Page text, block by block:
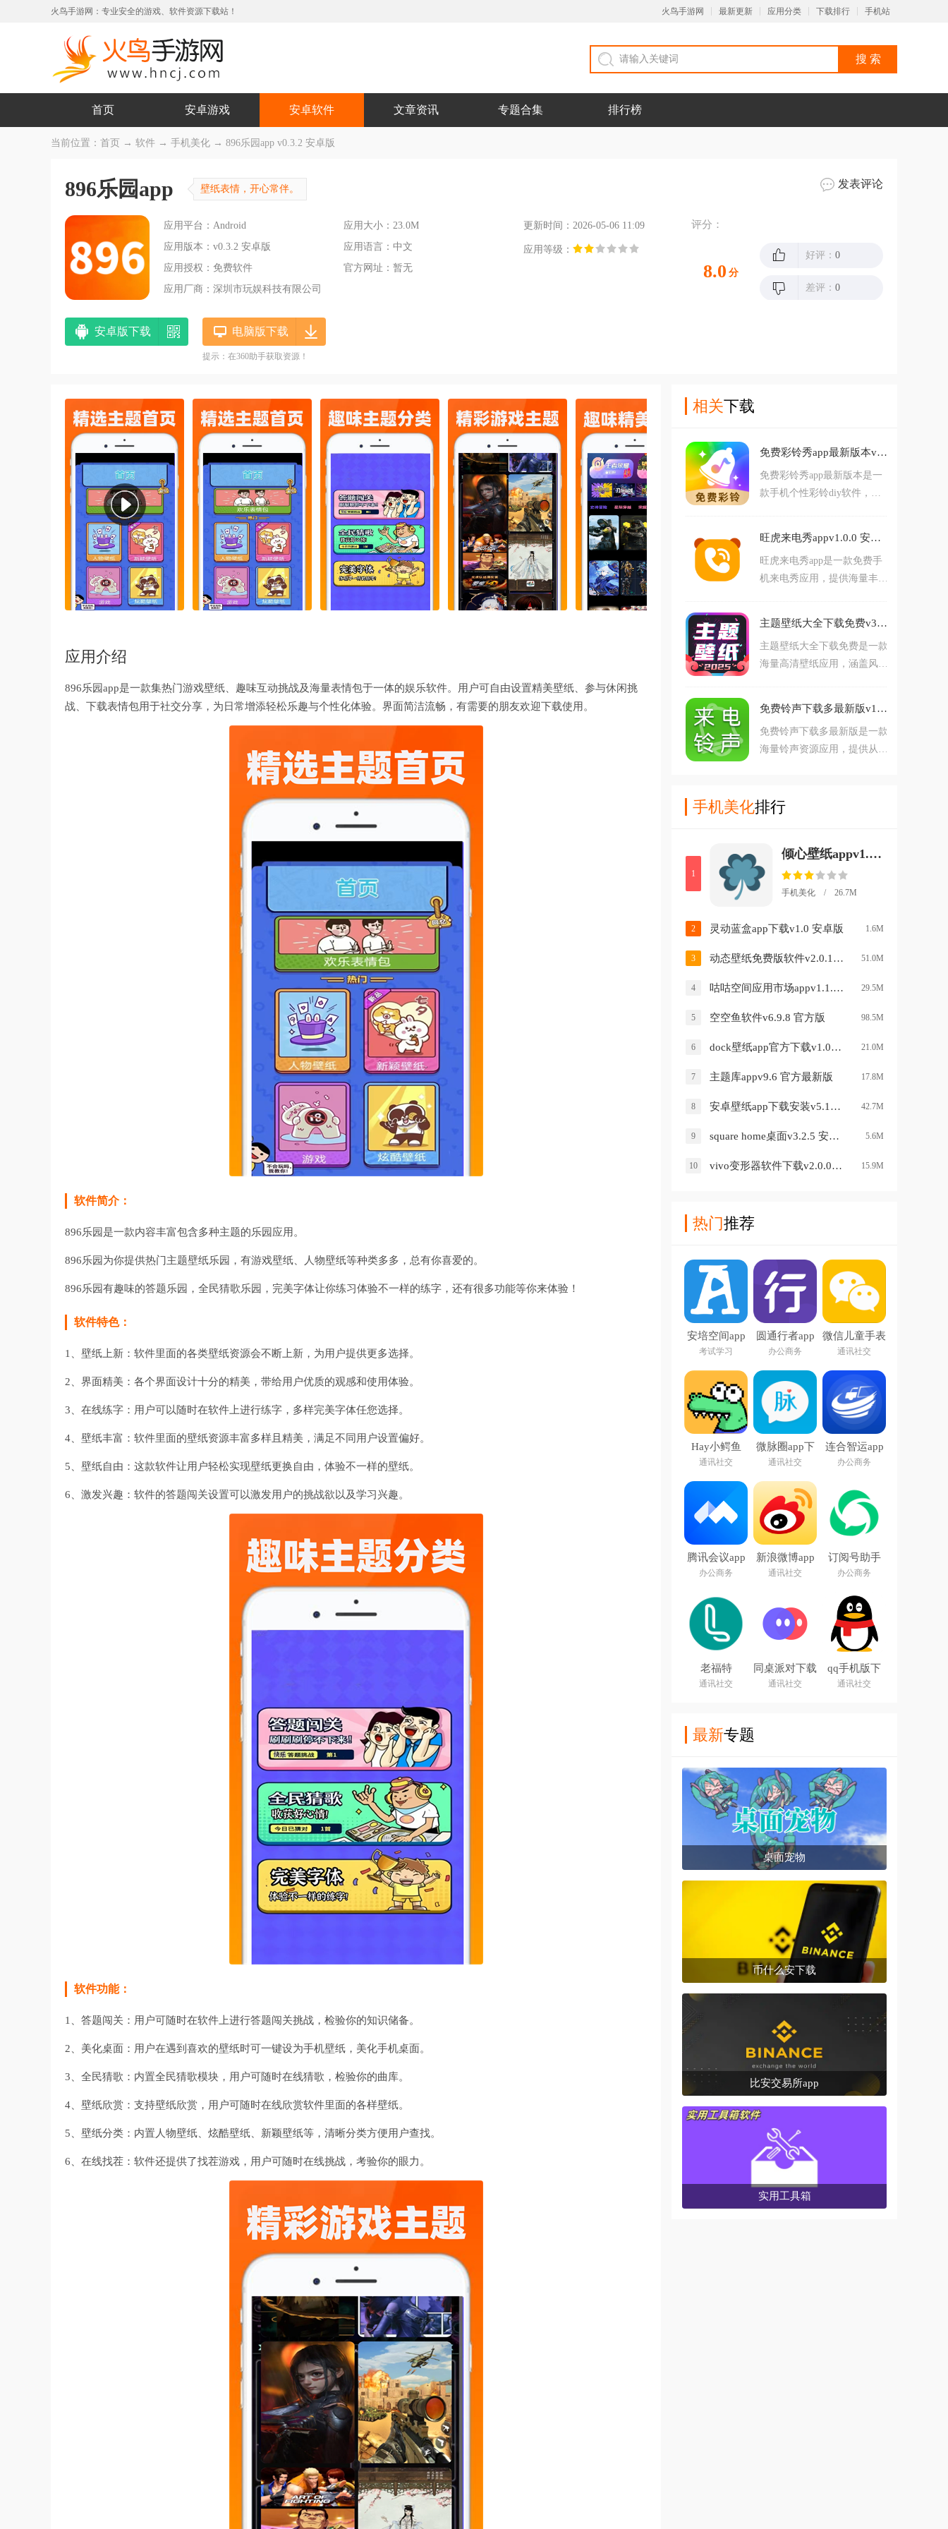
火鸟手游网：专业安全的游戏、软件资源下载站！ 火鸟手游网 最新更新 应用分类 下载排行 手机站
首页 安卓游戏 安卓软件 文章资讯 专题合集 排行榜
当前位置： 首页 → 软件 → 手机美化 → 896乐园app v0.3.2 安卓版
896乐园app 壁纸表情，开心常伴。 发表评论
应用平台：Android 应用大小：23.0M
更新时间：2026-05-06 11:09
应用版本：v0.3.2 安卓版
应用语言：中文
应用等级：
应用授权：免费软件
官方网址：暂无
应用厂商：深圳市玩娱科技有限公司
评分：
8.0 分
好评： 0
差评： 0
安卓版下载 电脑版下载
提示：在360助手获取资源！
应用介绍
896乐园app是一款集热门游戏壁纸、趣味互动挑战及海量表情包于一体的娱乐软件。用户可自由设置精美壁纸、参与休闲挑
战、下载表情包用于社交分享，为日常增添轻松乐趣与个性化体验。界面简洁流畅，有需要的朋友欢迎下载使用。
软件简介：
896乐园是一款内容丰富包含多种主题的乐园应用。
896乐园为你提供热门主题壁纸乐园，有游戏壁纸、人物壁纸等种类多多，总有你喜爱的。
896乐园有趣味的答题乐园，全民猜歌乐园，完美字体让你练习体验不一样的练字，还有很多功能等你来体验！
软件特色：
1、壁纸上新：软件里面的各类壁纸资源会不断上新，为用户提供更多选择。
2、界面精美：各个界面设计十分的精美，带给用户优质的观感和使用体验。
3、在线练字：用户可以随时在软件上进行练字，多样完美字体任您选择。
4、壁纸丰富：软件里面的壁纸资源丰富多样且精美，满足不同用户设置偏好。
5、壁纸自由：这款软件让用户轻松实现壁纸更换自由，体验不一样的壁纸。
6、激发兴趣：软件的答题闯关设置可以激发用户的挑战欲以及学习兴趣。
软件功能：
1、答题闯关：用户可随时在软件上进行答题闯关挑战，检验你的知识储备。
2、美化桌面：用户在遇到喜欢的壁纸时可一键设为手机壁纸，美化手机桌面。
3、全民猜歌：内置全民猜歌模块，用户可随时在线猜歌，检验你的曲库。
4、壁纸欣赏：支持壁纸欣赏，用户可随时在线欣赏软件里面的各样壁纸。
5、壁纸分类：内置人物壁纸、炫酷壁纸、新颖壁纸等，清晰分类方便用户查找。
6、在线找茬：软件还提供了找茬游戏，用户可随时在线挑战，考验你的眼力。
相关下载
免费彩铃秀app最新版本v1.0.2 安卓版
免费彩铃秀app最新版本是一
款手机个性彩铃diy软件，提
截取音频片段，或直接录制声
音，通过内置的音频编辑器进
行剪切、淡入淡出和音量调整
涵盖流行音乐、经典旋律、影
别，满足不同场景需求。
旺虎来电秀appv1.0.0 安卓版
旺虎来电秀app是一款免费手
机来电秀应用，提供海量丰富
性化来电展示，操作便利，满
足多样化的美化需求。界面简
洁流畅，有需要换手机铃声的
主题壁纸大全下载免费v3.3.7 安卓版
主题壁纸大全下载免费是一款
海量高清壁纸应用，涵盖风
壁纸、DIY制作与个性化组
件，操作简便，一键存储，助
你轻松打造个性手机桌面。界
免费铃声下载多最新版v1.1.2 安卓版
免费铃声下载多最新版是一款
海量铃声资源应用，提供从周
置铃声与彩铃。界面简洁，搜
不同。界面简洁流畅，有需要
的朋友欢迎下载使用！
手机美化排行
1
倾心壁纸appv1.4.7 安卓版
手机美化 / 26.7M
2 灵动蓝盒app下载v1.0 安卓版 1.6M
3 动态壁纸免费版软件v2.0.1 官方版 51.0M
4 咕咕空间应用市场appv1.1.1421最新版 29.5M
5 空空鱼软件v6.9.8 官方版 98.5M
6 dock壁纸app官方下载v1.0.36 最新版 21.0M
7 主题库appv9.6 官方最新版 17.8M
8 安卓壁纸app下载安装v5.15.33 安卓版 42.7M
9 square home桌面v3.2.5 安卓版 5.6M
10 vivo变形器软件下载v2.0.002.311 安卓版 15.9M
热门推荐
安培空间app
下载官方
考试学习
圆通行者app
官方下载安装
办公商务
微信儿童手表
版app
通讯社交
Hay小鳄鱼
通讯社交
微脉圈app下
载安装
通讯社交
连合智运app
办公商务
腾讯会议app
下载免费安装
手机版
办公商务
新浪微博app
官方下载安装
免费最新版
通讯社交
订阅号助手
app官方正版
办公商务
老福特
app(LOFTER)
通讯社交
同桌派对下载
安装手机版
通讯社交
qq手机版下
载安装2026
最新版
通讯社交
最新专题
桌面宠物
币什么安下载
比安交易所app
实用工具箱